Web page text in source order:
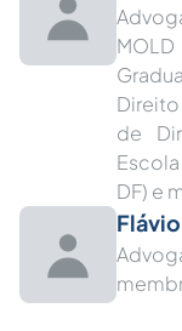
Direito
de
DF) e